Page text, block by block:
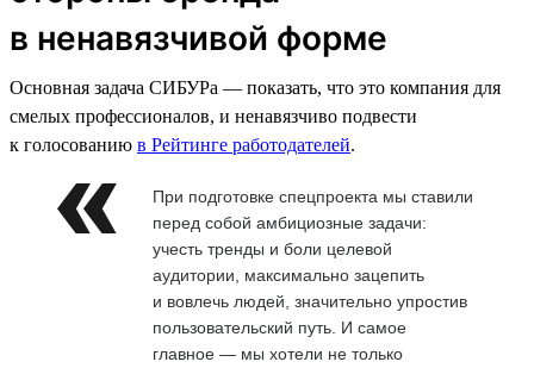
в ненавязчивой форме
Основная задача СИБУРа — показать, что это компания для
смелых профессионалов, и ненавязчиво подвести
к голосованию в Рейтинге работодателей.
При подготовке спецпроекта мы ставили
перед собой амбициозные задачи:
учесть тренды и боли целевой
аудитории, максимально зацепить
и вовлечь людей, значительно упростив
пользовательский путь. И самое
главное — мы хотели не только